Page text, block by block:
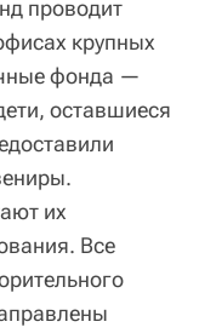
проводит
крупных
фонда —
оставшиеся
их
Все